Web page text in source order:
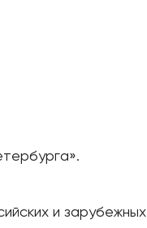
и зарубежных